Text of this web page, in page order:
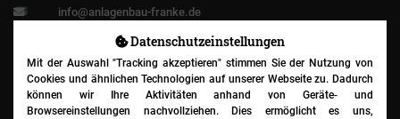
info@anlagenbau-franke.de
Niederlassung:
Datenschutz­einstellungen
Mit der Auswahl "Tracking akzeptieren" stimmen Sie der Nutzung von
Cookies und ähnlichen Technologien auf unserer Webseite zu. Dadurch
können wir Ihre Aktivitäten anhand von Geräte- und
Browsereinstellungen nachvollziehen. Dies ermöglicht es uns,